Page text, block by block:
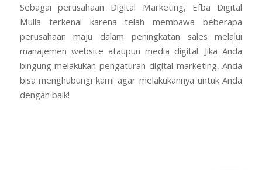
Sebagai perusahaan Digital Marketing, Efba Digital
Mulia terkenal karena telah membawa beberapa
perusahaan maju dalam peningkatan sales melalui
manajemen website ataupun media digital. Jika Anda
bingung melakukan pengaturan digital marketing, Anda
bisa menghubungi kami agar melakukannya untuk Anda
dengan baik!